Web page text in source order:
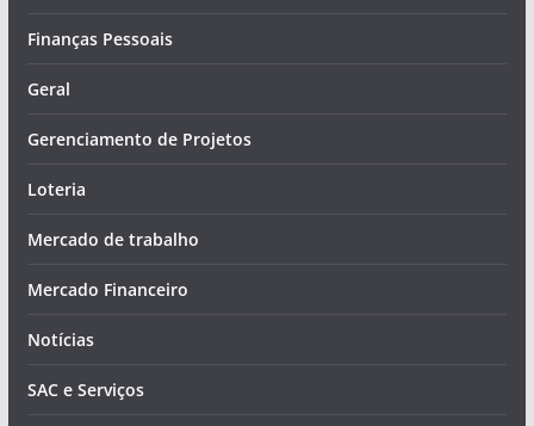
Finanças Pessoais
Geral
Gerenciamento de Projetos
Loteria
Mercado de trabalho
Mercado Financeiro
Notícias
SAC e Serviços